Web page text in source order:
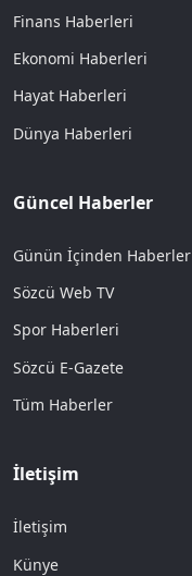
Finans Haberleri
Ekonomi Haberleri
Hayat Haberleri
Dünya Haberleri
Güncel Haberler
Günün İçinden Haberler
Sözcü Web TV
Spor Haberleri
Sözcü E-Gazete
Tüm Haberler
İletişim
İletişim
Künye